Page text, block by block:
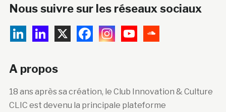
Nous suivre sur les réseaux sociaux
A propos
18 ans après sa création, le Club Innovation & Culture
CLIC est devenu la principale plateforme